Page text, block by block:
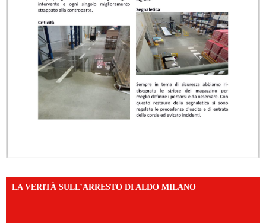
LA VERITÀ SULL’ARRESTO DI ALDO MILANO